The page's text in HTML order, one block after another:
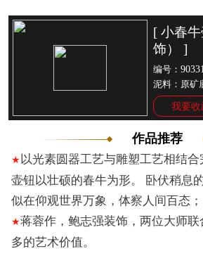
[ 小春
饰） ]
编号：90331
泥料：原矿
我要收
作品推荐
★以光素圆器工艺与雕塑工艺相结合
壶钮以壮硕的春牛为形。 卧伏稍息
似在仰观世界万象，体察人间百态；
★蒋蓉作，鲍志强装饰，两位大师
多的艺术价值。